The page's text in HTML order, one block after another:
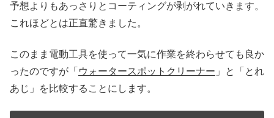
予想よりもあっさりとコーティングが剥がれていきます。
これほどとは正直驚きました。
このまま電動工具を使って一気に作業を終わらせても良か
ったのですが「 ウォータースポットクリーナー 」と「とれ
あじ」を比較することにします。